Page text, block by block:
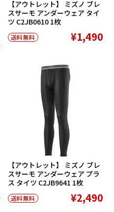
【アウトレット】 ミズノ ブレ
スサーモ アンダーウェア タイ
ツ C2JB0610 1枚
送料無料 ¥1,490
【アウトレット】 ミズノ ブレ
スサーモ アンダーウェア プラ
ス タイツ C2JB9641 1枚
送料無料 ¥2,490